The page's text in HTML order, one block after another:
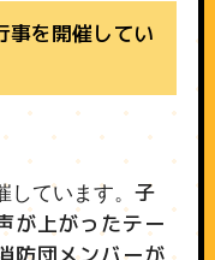
事を開催してい
ています。 子
が上がったテー